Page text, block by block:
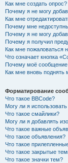
Как мне создать опрос?
Почему я не могу
Как мне
Почему мне
Почему я не могу
Почему я получил
Как мне пожаловаться
Что означает кнопка
Почему моё сообщение
Как мне вновь поднять
Форматирование
Что такое BBCode?
Могу ли я
Что такое смайлики?
Могу ли я добавлять
Что такое важные
Что такое объявления?
Что такое
Что такое закрытые
Что такое значки тем?